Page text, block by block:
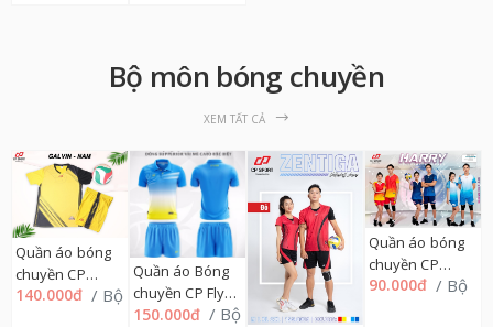
Bộ môn bóng chuyền
XEM TẤT CẢ
Quần áo bóng
chuyền CP
Galvin nam+ nữ
140.000đ / Bộ
Quần áo Bóng
chuyền CP Flyer
nam+ nữ
150.000đ / Bộ
Quần áo bóng
chuyền CP
HARRY nam+ nữ
90.000đ / Bộ